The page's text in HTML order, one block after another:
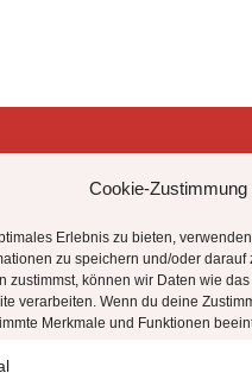
Cookie-Zustimmung
Erlebnis zu bieten,
zu speichern und/oder darauf
zustimmst, können wir Daten wie
verarbeiten. Wenn du deine
Merkmale und Funktionen
Impressum
Cookie-